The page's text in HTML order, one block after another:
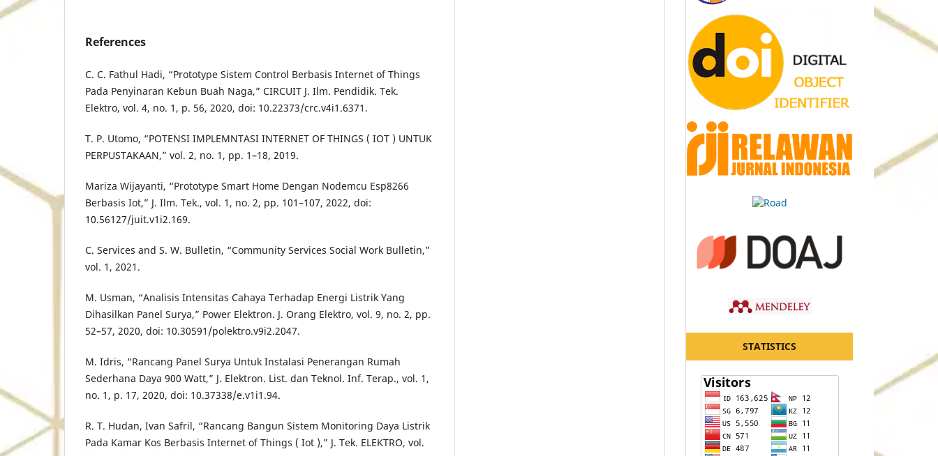
References
C. C. Fathul Hadi, “Prototype Sistem Control Berbasis Internet of Things
Pada Penyinaran Kebun Buah Naga,” CIRCUIT J. Ilm. Pendidik. Tek.
Elektro, vol. 4, no. 1, p. 56, 2020, doi: 10.22373/crc.v4i1.6371.
T. P. Utomo, “POTENSI IMPLEMNTASI INTERNET OF THINGS ( IOT ) UNTUK
PERPUSTAKAAN,” vol. 2, no. 1, pp. 1–18, 2019.
Mariza Wijayanti, “Prototype Smart Home Dengan Nodemcu Esp8266
Berbasis Iot,” J. Ilm. Tek., vol. 1, no. 2, pp. 101–107, 2022, doi:
10.56127/juit.v1i2.169.
C. Services and S. W. Bulletin, “Community Services Social Work Bulletin,”
vol. 1, 2021.
M. Usman, “Analisis Intensitas Cahaya Terhadap Energi Listrik Yang
Dihasilkan Panel Surya,” Power Elektron. J. Orang Elektro, vol. 9, no. 2, pp.
52–57, 2020, doi: 10.30591/polektro.v9i2.2047.
M. Idris, “Rancang Panel Surya Untuk Instalasi Penerangan Rumah
Sederhana Daya 900 Watt,” J. Elektron. List. dan Teknol. Inf. Terap., vol. 1,
no. 1, p. 17, 2020, doi: 10.37338/e.v1i1.94.
R. T. Hudan, Ivan Safril, “Rancang Bangun Sistem Monitoring Daya Listrik
Pada Kamar Kos Berbasis Internet of Things ( Iot ),” J. Tek. ELEKTRO, vol.
STATISTICS